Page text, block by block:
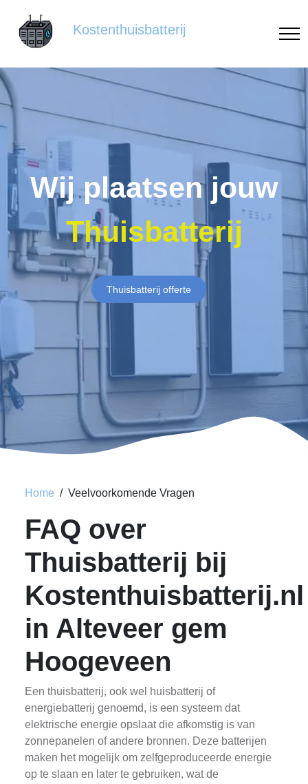
Kostenthuisbatterij
Wij plaatsen jouw
Thuisbatterij
Thuisbatterij offerte
Home Veelvoorkomende Vragen
FAQ over
Thuisbatterij bij
Kostenthuisbatterij.nl
in Alteveer gem
Hoogeveen
Een thuisbatterij, ook wel huisbatterij of
energiebatterij genoemd, is een systeem dat
elektrische energie opslaat die afkomstig is van
zonnepanelen of andere bronnen. Deze batterijen
maken het mogelijk om zelfgeproduceerde energie
op te slaan en later te gebruiken, wat de